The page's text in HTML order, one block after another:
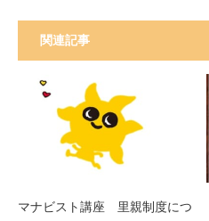
関連記事
マナビスト講座 里親制度につ